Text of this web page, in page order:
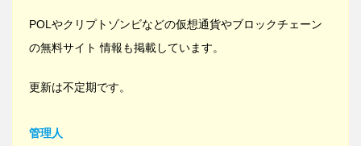
POLやクリプトゾンビなどの仮想通貨やブロックチェーン
の無料サイト 情報も掲載しています。
更新は不定期です。
管理人